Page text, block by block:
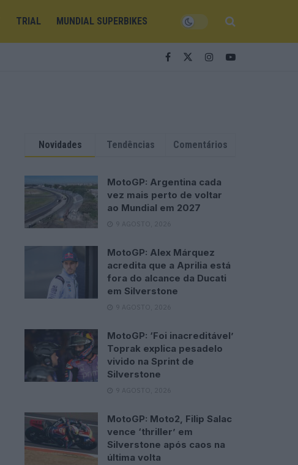
TRIAL MUNDIAL SUPERBIKES
Novidades Tendências Comentários
MotoGP: Argentina cada
vez mais perto de voltar
ao Mundial em 2027
9 AGOSTO, 2026
MotoGP: Alex Márquez
acredita que a Aprilia está
fora do alcance da Ducati
em Silverstone
9 AGOSTO, 2026
MotoGP: ‘Foi inacreditável’
Toprak explica pesadelo
vivido na Sprint de
Silverstone
9 AGOSTO, 2026
MotoGP: Moto2, Filip Salac
vence ‘thriller’ em
Silverstone após caos na
última volta